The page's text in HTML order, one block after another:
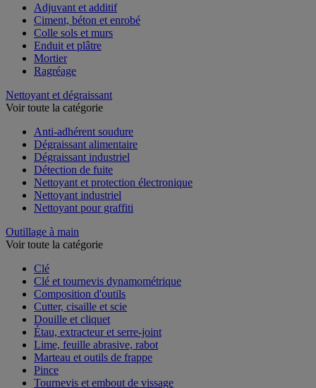
Adjuvant et additif
Ciment, béton et enrobé
Colle sols et murs
Enduit et plâtre
Mortier
Ragréage
Nettoyant et dégraissant
Voir toute la catégorie
Anti-adhérent soudure
Dégraissant alimentaire
Dégraissant industriel
Détection de fuite
Nettoyant et protection électronique
Nettoyant industriel
Nettoyant pour graffiti
Outillage à main
Voir toute la catégorie
Clé
Clé et tournevis dynamométrique
Composition d'outils
Cutter, cisaille et scie
Douille et cliquet
Étau, extracteur et serre-joint
Lime, feuille abrasive, rabot
Marteau et outils de frappe
Pince
Tournevis et embout de vissage